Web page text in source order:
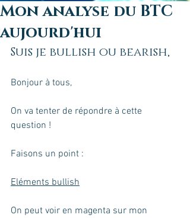
Mon analyse du BTC
aujourd'hui
Suis je bullish ou bearish,
Bonjour à tous,
On va tenter de répondre à cette
question !
Faisons un point :
Eléments bullish
On peut voir en magenta sur mon